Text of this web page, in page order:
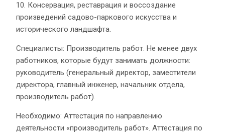
10. Консервация, реставрация и воссоздание
произведений садово-паркового искусства и
исторического ландшафта.
Специалисты: Производитель работ. Не менее двух
работников, которые будут занимать должности:
руководитель (генеральный директор, заместители
директора, главный инженер, начальник отдела,
производитель работ).
Необходимо: Аттестация по направлению
деятельности «производитель работ». Аттестация по